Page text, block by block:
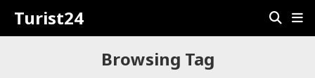
Turist24
Browsing Tag